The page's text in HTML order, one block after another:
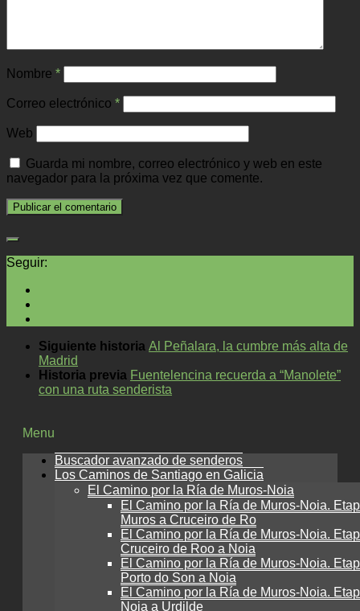
Nombre *
Correo electrónico *
Web
Guarda mi nombre, correo electrónico y web en este
navegador para la próxima vez que comente.
Seguir:
Siguiente historia Al Peñalara, la cumbre más alta de
Madrid
Historia previa Fuentelencina recuerda a “Manolete”
con una ruta senderista
Menu
Buscador avanzado de senderos
Los Caminos de Santiago en Galicia
El Camino por la Ría de Muros-Noia
El Camino por la Ría de Muros-Noia.
Muros a Cruceiro de Ro
El Camino por la Ría de Muros-Noia.
Cruceiro de Roo a Noia
El Camino por la Ría de Muros-Noia.
Porto do Son a Noia
El Camino por la Ría de Muros-Noia.
Noia a Urdilde